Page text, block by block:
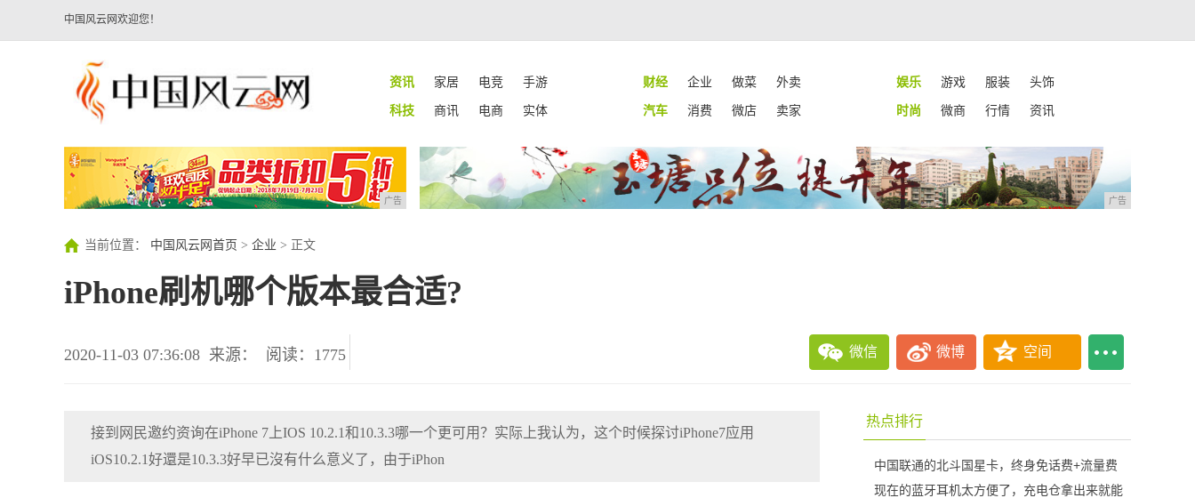
中国风云网欢迎您！
资讯 家居 电竞 手游 财经 企业 做菜 外卖 娱乐 游戏 服装
头饰
科技
商讯 电商 实体 汽车 消费 微店 卖家 时尚 微商 行情 资讯
广告 广告
当前位置： 中国风云网首页 > 企业 > 正文
iPhone刷机哪个版本最合适?
2020-11-03 07:36:08 来源： 阅读：1775 微信 微博 空间
接到网民邀约资询在iPhone 7上IOS 10.2.1和10.3.3哪一个更可用？实际上我认为，这个时候探讨iPhone7应用
iOS10.2.1好還是10.3.3好早已沒有什么意义了，由于iPhon
热点排行
中国联通的北斗国星卡，终身免话费+流量费
现在的蓝牙耳机太方便了，充电仓拿出来就能